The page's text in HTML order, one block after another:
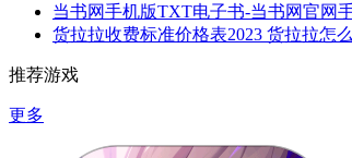
当书网手机版TXT电子书-当书网官网
货拉拉收费标准价格表2023 货拉拉怎
推荐游戏
更多